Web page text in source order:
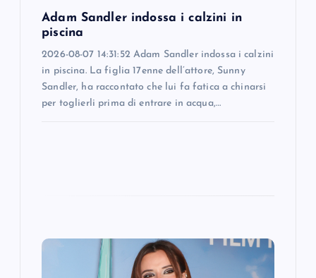
Adam Sandler indossa i calzini in
piscina
2026-08-07 14:31:52 Adam Sandler indossa i calzini
in piscina. La figlia 17enne dell’attore, Sunny
Sandler, ha raccontato che lui fa fatica a chinarsi
per toglierli prima di entrare in acqua,…